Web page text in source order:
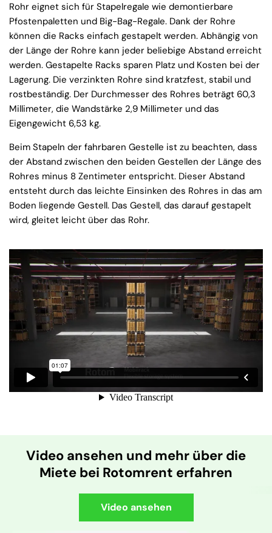
Rohr eignet sich für Stapelregale wie demontierbare
Pfostenpaletten und Big-Bag-Regale. Dank der Rohre
können die Racks einfach gestapelt werden. Abhängig von
der Länge der Rohre kann jeder beliebige Abstand erreicht
werden. Gestapelte Racks sparen Platz und Kosten bei der
Lagerung. Die verzinkten Rohre sind kratzfest, stabil und
rostbeständig. Der Durchmesser des Rohres beträgt 60,3
Millimeter, die Wandstärke 2,9 Millimeter und das
Eigengewicht 6,53 kg.
Beim Stapeln der fahrbaren Gestelle ist zu beachten, dass
der Abstand zwischen den beiden Gestellen der Länge des
Rohres minus 8 Zentimeter entspricht. Dieser Abstand
entsteht durch das leichte Einsinken des Rohres in das am
Boden liegende Gestell. Das Gestell, das darauf gestapelt
wird, gleitet leicht über das Rohr.
Video ansehen und mehr über die
Miete bei Rotomrent erfahren
Video ansehen